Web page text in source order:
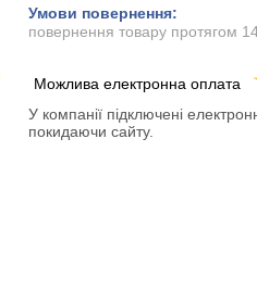
повернення товару протягом
У компанії підключені
покидаючи сайту.